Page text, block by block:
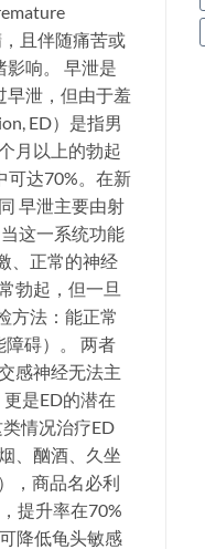
且伴随痛苦或
响。 早泄是
早泄，但由于羞
ED）是指男
月以上的勃起
可达70%。在新
早泄主要由射
这一系统功能
、正常的神经
勃起，但一旦
方法：能正常
障碍）。 两者
感神经无法主
是ED的潜在
情况治疗ED
、酗酒、久坐
，商品名必利
提升率在70%
降低龟头敏感